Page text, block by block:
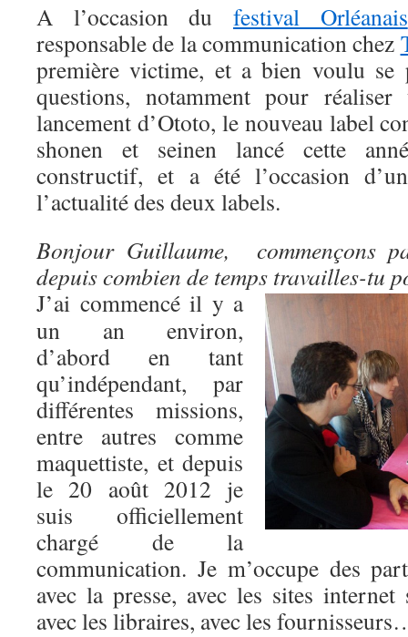
A l’occasion du festival Orléanais
responsable de la communication chez
première victime, et a bien voulu
questions, notamment pour
lancement d’Ototo, le nouveau label
shonen et seinen lancé cette
constructif, et a été l’occasion
l’actualité des deux labels.
Bonjour Guillaume, commençons
depuis combien de temps travailles-tu
J’ai commencé il y a
un an environ,
d’abord en tant
qu’indépendant, par
différentes missions,
entre autres comme
maquettiste, et depuis
le 20 août 2012 je
suis officiellement
chargé de la
communication. Je m’occupe des
avec la presse, avec les sites internet
avec les libraires, avec les